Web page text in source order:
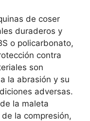
de coser
duraderos y
o policarbonato,
contra
son
la abrasión y su
adversas.
la maleta
la compresión,